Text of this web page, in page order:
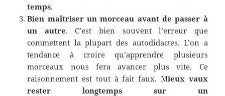
temps.
Bien maîtriser un morceau avant de passer à
un autre. C’est bien souvent l’erreur que
commettent la plupart des autodidactes. L’on a
tendance à croire qu’apprendre plusieurs
morceaux nous fera avancer plus vite. Ce
raisonnement est tout à fait faux. Mieux vaux
rester longtemps sur un